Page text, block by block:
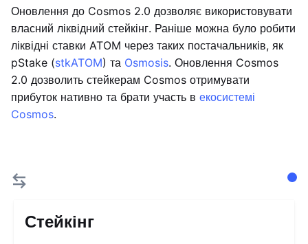
Оновлення до Cosmos 2.0 дозволяє використовувати
власний ліквідний стейкінг. Раніше можна було робити
ліквідні ставки ATOM через таких постачальників, як
pStake (stkATOM) та Osmosis. Оновлення Cosmos
2.0 дозволить стейкерам Cosmos отримувати
прибуток нативно та брати участь в екосистемі
Cosmos.
Стейкінг